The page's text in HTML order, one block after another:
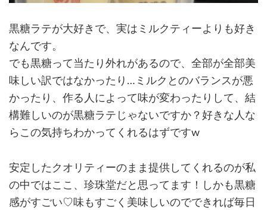
黒糖ラテが大好きで、実はミルクティーよりも好き
なんです。
でも黒糖って当たり外れがあるので、全部が全部美
味しい訳ではなかったり…ミルクとのバランスが悪
かったり、作る人によって味が変わったりして、結
構難しいのが黒糖ラテじゃないですか？好きな人な
らこの気持ちわかってくれるはずですw
安定したクオリティーのまま提供してくれるのが私
の中ではここ、珍珠堂だと思ってます！しかも黒糖
感がすごい♡味もすごく美味しいのでできれば毎日